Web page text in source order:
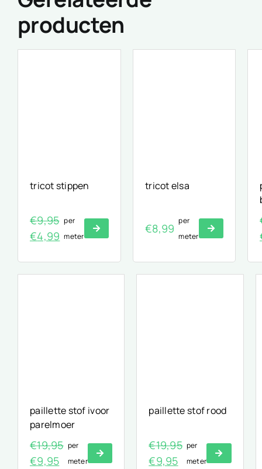
producten
tricot stippen
€9,95
Oorspronkelijke
was:
€4,99 Huidige
is:
per
meter
tricot elsa
€8,99
per
meter
paillette stof ivoor
parelmoer
€19,95
Oorspronkelijke
€9,95Huidige
per
meter
paillette stof rood
€19,95
Oorspronkelijke
€9,95Huidige
per
meter